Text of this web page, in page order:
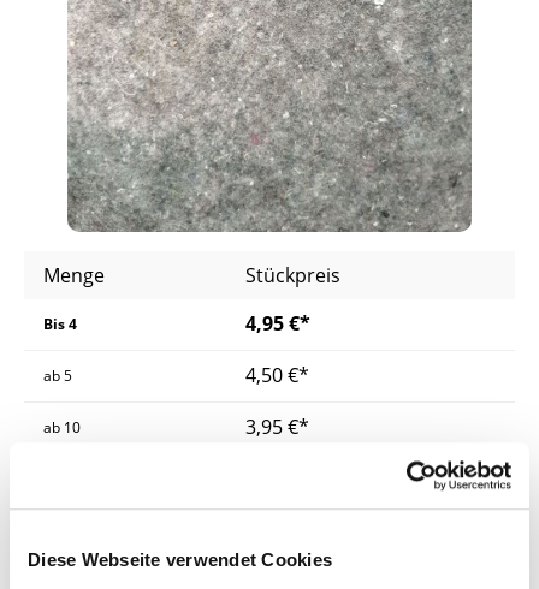
Diese Webseite verwendet Cookies
Menge Stückpreis
Bis4 4,95 €*
ab5 4,50 €*
ab 10 3,95 €*